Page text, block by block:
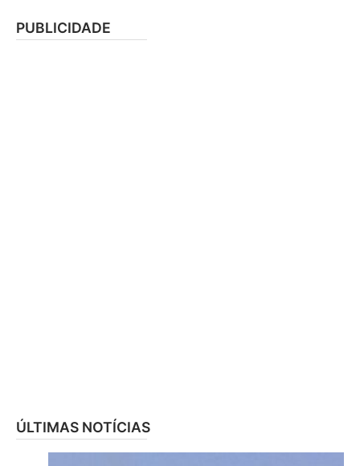
PUBLICIDADE
ÚLTIMAS NOTÍCIAS